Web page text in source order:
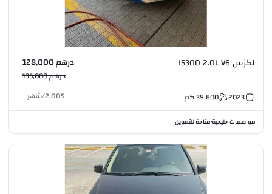
لكزس IS300 2.0L V6 درهم 128,000
درهم 135,000
2023
39,600كم 2,005
/شهر
مواصفات خليجية•متاحة للتمويل